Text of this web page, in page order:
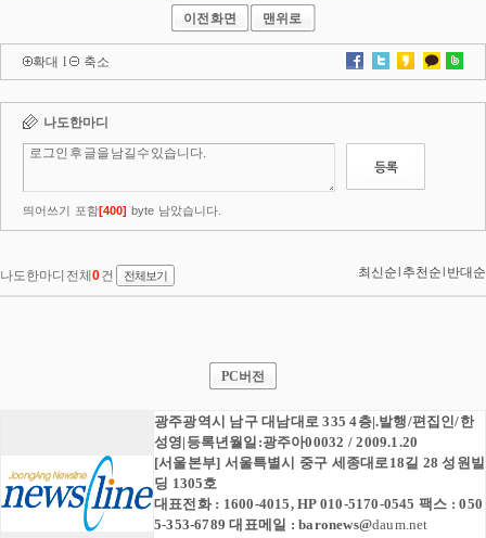
이전화면 맨위로
확대 l 축소
PC버전
광주광역시 남구 대남대로 335 4층|.발행/편집인/한
성영|등록년월일:광주아00032 / 2009.1.20
[서울본부] 서울특별시 중구 세종대로18길 28 성원빌
딩 1305호
대표전화 : 1600-4015, HP 010-5170-0545 팩스 : 050
5-353-6789 대표메일 :baronews@daum.net